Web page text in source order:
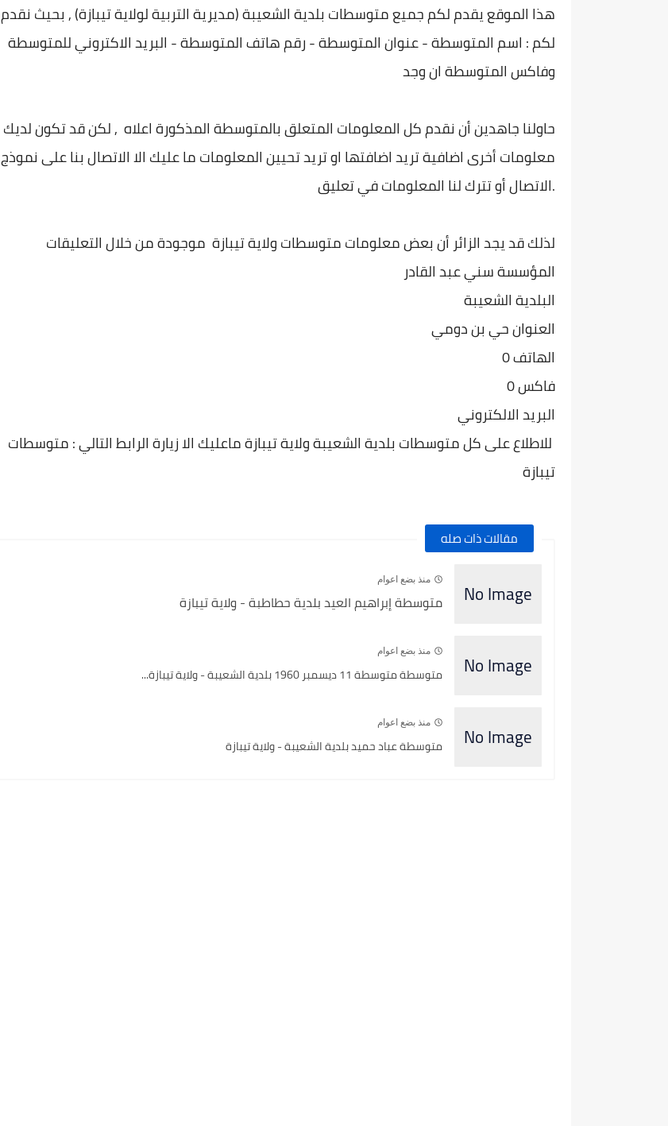
هذا الموقع يقدم لكم جميع متوسطات بلدية الشعيبة (مديرية التربية لولاية تيبازة) , بحيث نقدم
لكم : اسم المتوسطة - عنوان المتوسطة - رقم هاتف المتوسطة - البريد الاكتروني للمتوسطة
وفاكس المتوسطة ان وجد
حاولنا جاهدين أن نقدم كل المعلومات المتعلق بالمتوسطة المذكورة اعلاه , لكن قد تكون لديك
معلومات أخرى اضافية تريد اضافتها او تريد تحيين المعلومات ما عليك الا الاتصال بنا على نموذج
الاتصال أو تترك لنا المعلومات في تعليق.
لذلك قد يجد الزائر أن بعض معلومات متوسطات ولاية تيبازة موجودة من خلال التعليقات
المؤسسة سني عبد القادر
البلدية الشعيبة
العنوان حي بن دومي
الهاتف 0
فاكس 0
البريد الالكتروني
للاطلاع على كل متوسطات بلدية الشعيبة ولاية تيبازة ماعليك الا زيارة الرابط التالي : متوسطات
تيبازة
مقالات ذات صله
منذ بضع اعوام
متوسطة إبراهيم العيد بلدية حطاطبة - ولاية تيبازة
منذ بضع اعوام
متوسطة متوسطة 11 ديسمبر 1960 بلدية الشعيبة - ولاية تيبازة...
منذ بضع اعوام
متوسطة عباد حميد بلدية الشعيبة - ولاية تيبازة